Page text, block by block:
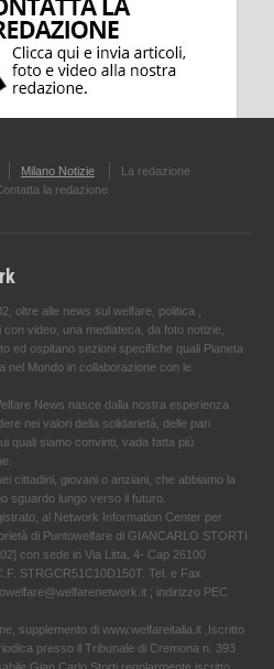
Milano Notizie
La redazione
la redazione
oltre alle news sul welfare, politica ,
video, una mediateca, da foto notizie,
ed ospitano sezioni specifiche quali Pianeta
nel Mondo in collaborazione con le
News nasce dalla nostra esperienza
nei valori della solidarietà, delle pari
quali siamo convinti, vada fatta più
cittadini, giovani o anziani, che abbiamo la
sguardo lungo verso il futuro.
al Network Information Center per
di Puntowelfare di GIANCARLO STORTI
con sede in Via Litta, 4- Cap 26100
STRGCR51C10D150T. Tel. e Fax
; indirizzo PEC
supplemento di www.welfareitalia.it ,Iscritto
presso il Tribunale di Cremona n. 393